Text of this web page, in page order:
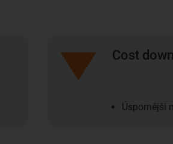
Cost down
Úspornější